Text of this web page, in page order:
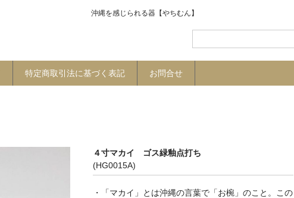
沖縄を感じられる器【やちむん】
特定商取引法に基づく表記 お問合せ
４寸マカイ ゴス緑釉点打ち
(HG0015A)
・「マカイ」とは沖縄の言葉で「お椀」のこと。この